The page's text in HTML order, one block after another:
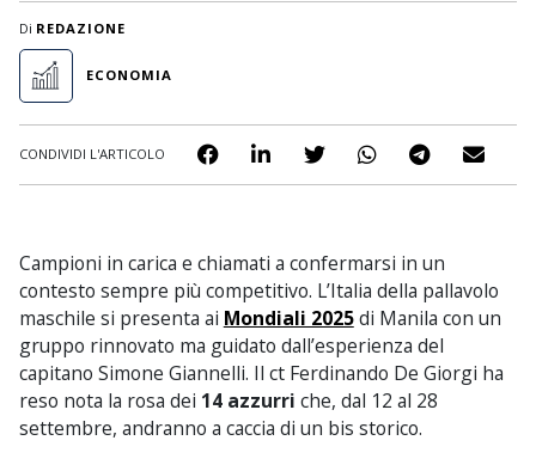
Di REDAZIONE
ECONOMIA
CONDIVIDI L'ARTICOLO
Campioni in carica e chiamati a confermarsi in un
contesto sempre più competitivo. L’Italia della pallavolo
maschile si presenta ai Mondiali 2025di Manila con un
gruppo rinnovato ma guidato dall’esperienza del
capitano Simone Giannelli. Il ct Ferdinando De Giorgi ha
reso nota la rosa dei 14 azzurri che, dal 12 al 28
settembre, andranno a caccia di un bis storico.